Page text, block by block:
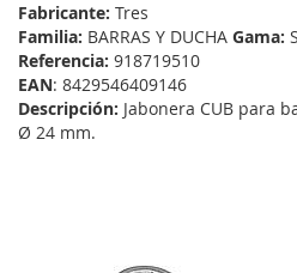
Fabricante: Tres
Familia: BARRAS Y DUCHA Gama:
Referencia: 918719510
EAN: 8429546409146
Descripción: Jabonera CUB para
Ø 24 mm.